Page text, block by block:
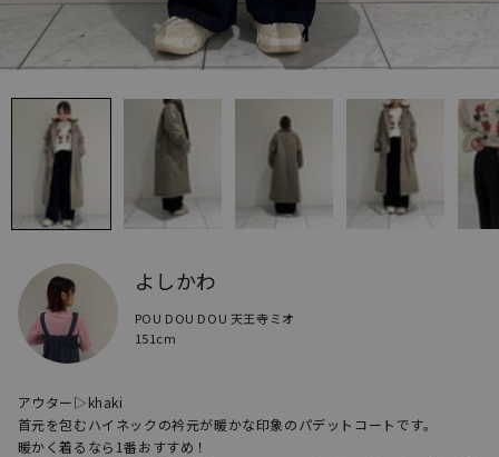
よしかわ
POU DOU DOU 天王寺ミオ
151cm
アウター▷khaki
首元を包むハイネックの衿元が暖かな印象のパデットコートです。
暖かく着るなら1番おすすめ！